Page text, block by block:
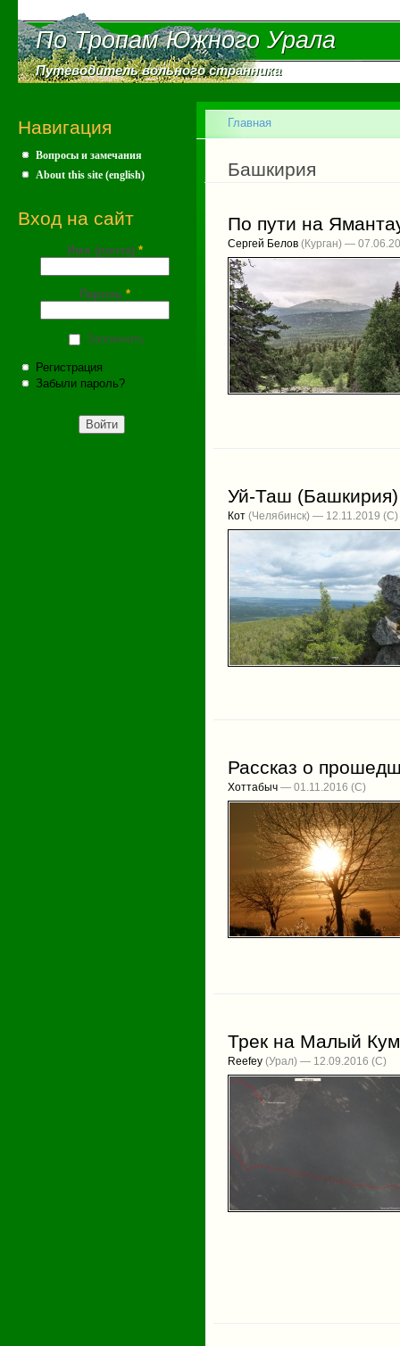
По Тропам Южного Урала
По Тропам Южного Урала
Путеводитель вольного странника
Путеводитель вольного странника
Навигация
Вопросы и замечания
About this site (english)
Вход на сайт
Имя (почта) *
Пароль *
Запомнить
Регистрация
Забыли пароль?
Вы здесь
Главная
Башкирия
По пути на
Сергей Белов (Курган) —
Уй-Таш (Башкирия)
Кот (Челябинск) — 12.11.2019
Рассказ о
Хоттабыч — 01.11.2016
Трек на Малый
Reefey (Урал) — 12.09.2016